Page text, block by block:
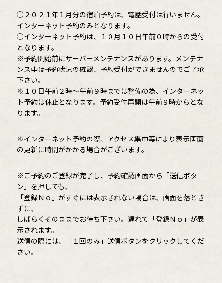
○２０２１年１月分の宿泊予約は、電話受付は行いません。
インターネット予約のみとなります。
○インターネット予約は、１０月１０日午前０時からの受付
となります。
※予約開始前にサーバーメンテナンスがあります。メンテナ
ンス中は予約状況の確認、予約受付ができませんのでご了承
下さい。
※１０日午前２時～午前９時までは整備の為、インターネッ
ト予約は休止となります。予約受付再開は午前９時からとな
ります。
※インターネット予約の際、アクセス集中等により表示画面
の更新に時間がかかる場合がございます。
※ご予約のご登録が完了し、予約確認画面から「送信ボタ
ン」を押しても、
「登録Ｎｏ」がすぐには表示されない場合は、画面を落とさ
ずに、
しばらくそのままでお待ち下さい。遅れて「登録Ｎｏ」が表
示されます。
送信の際には、「１回のみ」送信ボタンをクリックしてくだ
さい。
－－－－－－－－－－－－－－－－－－－－－－－－－－－